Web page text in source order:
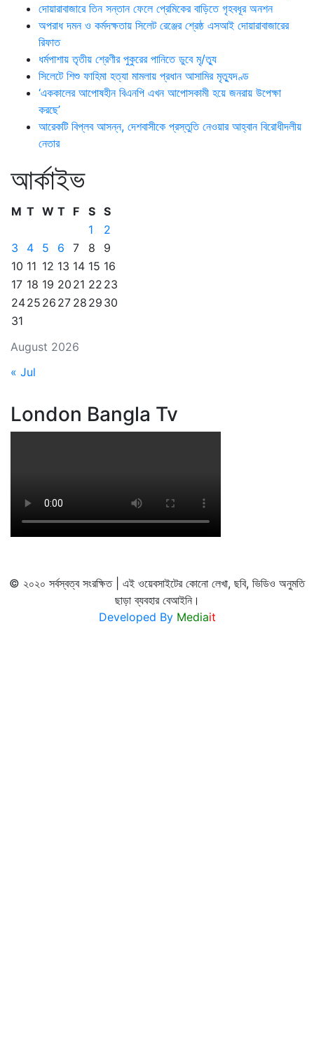
দোয়ারাবাজারে তিন সন্তান ফেলে প্রেমিকের বাড়িতে গৃহবধূর অনশন
অপরাধ দমন ও কর্মদক্ষতায় সিলেট রেঞ্জের শ্রেষ্ঠ এসআই দোয়ারাবাজারের
রিফাত
ধর্মপাশায় তৃতীয় শ্রেণীর পুকুরের পানিতে ডুবে মৃ/ত্যু
সিলেটে শিশু ফাহিমা হত্যা মামলায় প্রধান আসামির মৃত্যুদণ্ড
‘এককালের আপোষহীন বিএনপি এখন আপোসকামী হয়ে জনরায় উপেক্ষা
করছে’
আরেকটি বিপ্লব আসন্ন, দেশবাসীকে প্রস্তুতি নেওয়ার আহ্বান বিরোধীদলীয়
নেতার
আর্কাইভ
August 2026
M T W T F S S
1
2
3
4 5 6 7 8
9
10 11 12 13 14 15 16
17 18 19 20 21 22 23
2425 26 27 28 29 30
31
« Jul
London Bangla Tv
© ২০২০ সর্বস্বত্ব সংরক্ষিত | এই ওয়েবসাইটের কোনো লেখা, ছবি, ভিডিও অনুমতি
ছাড়া ব্যবহার বেআইনি।
Developed By Mediait